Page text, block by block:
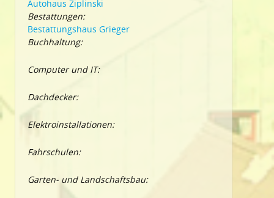
Autohaus Ziplinski
Bestattungen:
Bestattungshaus Grieger
Buchhaltung:
Computer und IT:
Dachdecker:
Elektroinstallationen:
Fahrschulen:
Garten- und Landschaftsbau: